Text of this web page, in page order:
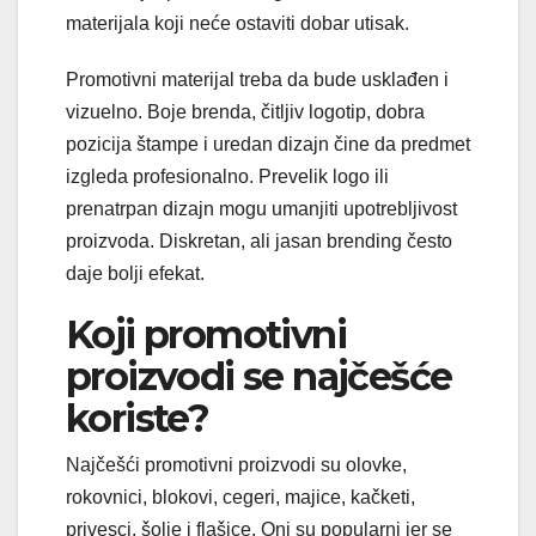
materijala koji neće ostaviti dobar utisak.
Promotivni materijal treba da bude usklađen i
vizuelno. Boje brenda, čitljiv logotip, dobra
pozicija štampe i uredan dizajn čine da predmet
izgleda profesionalno. Prevelik logo ili
prenatrpan dizajn mogu umanjiti upotrebljivost
proizvoda. Diskretan, ali jasan brending često
daje bolji efekat.
Koji promotivni
proizvodi se najčešće
koriste?
Najčešći promotivni proizvodi su olovke,
rokovnici, blokovi, cegeri, majice, kačketi,
privesci, šolje i flašice. Oni su popularni jer se